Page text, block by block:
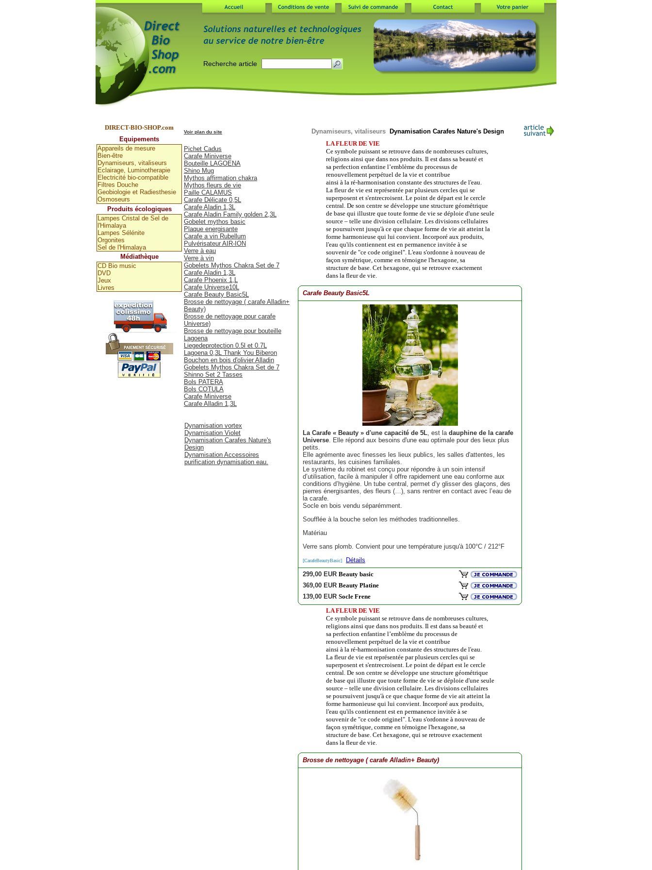
DIRECT-BIO-SHOP.com
Equipements
Appareils de mesure
Bien-être
Dynamiseurs, vitaliseurs
Eclairage, Luminotherapie
Electricité bio-compatible
Filtres Douche
Geobiologie et Radiesthesie
Osmoseurs
Produits écologiques
Lampes Cristal de Sel de
l'Himalaya
Lampes Sélénite
Orgonites
Sel de l'Himalaya
Médiathèque
CD Bio music
DVD
Jeux
Livres
Voir plan du site Dynamiseurs, vitaliseurs Dynamisation Carafes Nature's Design
Pichet Cadus
Carafe Miniverse
Bouteille LAGOENA
Shino Mug
Mythos affirmation chakra
Mythos fleurs de vie
Paille CALAMUS
Carafe Délicate 0,5L
Carafe Aladin 1,3L
Carafe Aladin Family golden 2,3L
Gobelet mythos basic
Plaque energisante
Carafe a vin Rubellum
Pulvérisateur AIR-ION
Verre à eau
Verre à vin
Gobelets Mythos Chakra Set de 7
Carafe Aladin 1,3L
Carafe Phoenix 1,L
Carafe Universe10L
Carafe Beauty Basic5L
Brosse de nettoyage ( carafe Alladin+
Beauty)
Brosse de nettoyage pour carafe
Universe)
Brosse de nettoyage pour bouteille
Lagoena
Liegedeprotection 0.5l et 0.7L
Lagoena 0,3L Thank You Biberon
Bouchon en bois d'olivier Alladin
Gobelets Mythos Chakra Set de 7
Shinno Set 2 Tasses
Bols PATERA
Bols COTULA
Carafe Miniverse
Carafe Alladin 1,3L
Dynamisation vortex
Dynamisation Violet
Dynamisation Carafes Nature's
Design
Dynamisation Accessoires
purification dynamisation eau.
LA FLEUR DE VIE
Ce symbole puissant se retrouve dans de nombreuses cultures,
religions ainsi que dans nos produits. Il est dans sa beauté et
sa perfection enfantine l’emblème du processus de
renouvellement perpétuel de la vie et contribue
ainsi à la ré-harmonisation constante des structures de l'eau.
La fleur de vie est représentée par plusieurs cercles qui se
superposent et s'entrecroisent. Le point de départ est le cercle
central. De son centre se développe une structure géométrique
de base qui illustre que toute forme de vie se déploie d'une seule
source – telle une division cellulaire. Les divisions cellulaires
se poursuivent jusqu'à ce que chaque forme de vie ait atteint la
forme harmonieuse qui lui convient. Incorporé aux produits,
l'eau qu'ils contiennent est en permanence invitée à se
souvenir de "ce code originel". L'eau s'ordonne à nouveau de
façon symétrique, comme en témoigne l'hexagone, sa
structure de base. Cet hexagone, qui se retrouve exactement
dans la fleur de vie.
Carafe Beauty Basic5L
La Carafe « Beauty » d'une capacité de 5L, est la dauphine de la carafe
Universe. Elle répond aux besoins d'une eau optimale pour des lieux plus
petits.
Elle agrémente avec finesses les lieux publics, les salles d'attentes, les
restaurants, les cuisines familiales.
Le système du robinet est conçu pour répondre à un soin intensif
d’utilisation, facile à manipuler il offre rapidement une eau conforme aux
conditions d’hygiène. Un tube central, permet d’y glisser des glaçons, des
pierres énergisantes, des fleurs (…), sans rentrer en contact avec l’eau de
la carafe.
Socle en bois vendu séparémment.
Soufflée à la bouche selon les méthodes traditionnelles.
Matériau
Verre sans plomb. Convient pour une température jusqu'à 100°C / 212°F
[CarafeBeautyBasic]
Détails
299,00 EUR Beauty basic
369,00 EUR Beauty Platine
139,00 EUR Socle Frene
LA FLEUR DE VIE
Ce symbole puissant se retrouve dans de nombreuses cultures,
religions ainsi que dans nos produits. Il est dans sa beauté et
sa perfection enfantine l’emblème du processus de
renouvellement perpétuel de la vie et contribue
ainsi à la ré-harmonisation constante des structures de l'eau.
La fleur de vie est représentée par plusieurs cercles qui se
superposent et s'entrecroisent. Le point de départ est le cercle
central. De son centre se développe une structure géométrique
de base qui illustre que toute forme de vie se déploie d'une seule
source – telle une division cellulaire. Les divisions cellulaires
se poursuivent jusqu'à ce que chaque forme de vie ait atteint la
forme harmonieuse qui lui convient. Incorporé aux produits,
l'eau qu'ils contiennent est en permanence invitée à se
souvenir de "ce code originel". L'eau s'ordonne à nouveau de
façon symétrique, comme en témoigne l'hexagone, sa
structure de base. Cet hexagone, qui se retrouve exactement
dans la fleur de vie.
Brosse de nettoyage ( carafe Alladin+ Beauty)